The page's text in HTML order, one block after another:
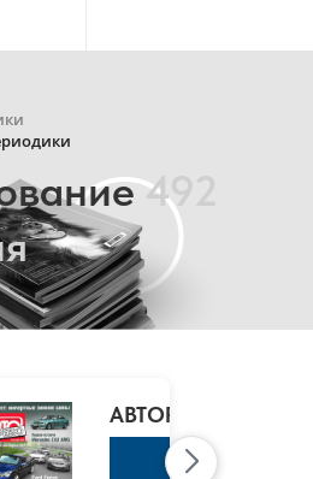
492
АВТОРЕВЮ
К